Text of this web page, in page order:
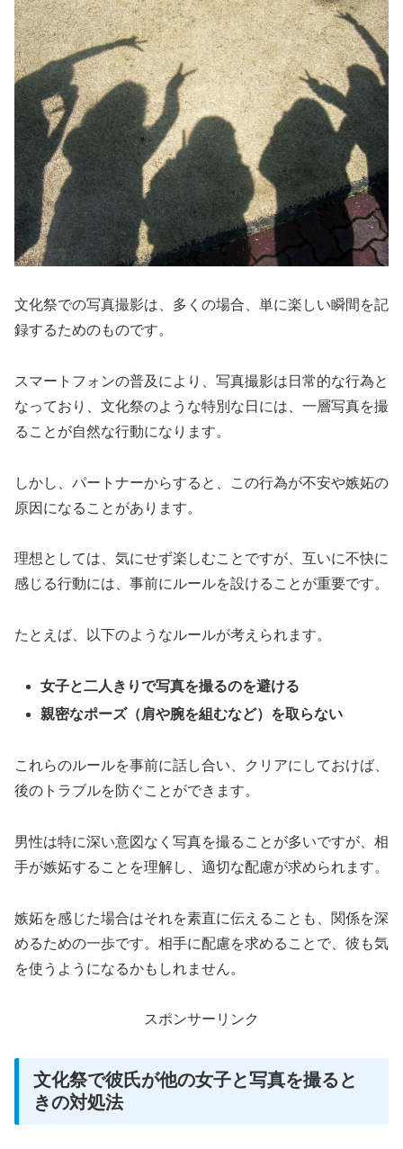
文化祭での写真撮影は、多くの場合、単に楽しい瞬間を記
録するためのものです。
スマートフォンの普及により、写真撮影は日常的な行為と
なっており、文化祭のような特別な日には、一層写真を撮
ることが自然な行動になります。
しかし、パートナーからすると、この行為が不安や嫉妬の
原因になることがあります。
理想としては、気にせず楽しむことですが、互いに不快に
感じる行動には、事前にルールを設けることが重要です。
たとえば、以下のようなルールが考えられます。
女子と二人きりで写真を撮るのを避ける
親密なポーズ（肩や腕を組むなど）を取らない
これらのルールを事前に話し合い、クリアにしておけば、
後のトラブルを防ぐことができます。
男性は特に深い意図なく写真を撮ることが多いですが、相
手が嫉妬することを理解し、適切な配慮が求められます。
嫉妬を感じた場合はそれを素直に伝えることも、関係を深
めるための一歩です。相手に配慮を求めることで、彼も気
を使うようになるかもしれません。
スポンサーリンク
文化祭で彼氏が他の女子と写真を撮ると
きの対処法